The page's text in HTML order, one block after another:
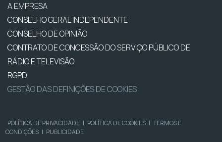
A EMPRESA
CONSELHO GERAL INDEPENDENTE
CONSELHO DE OPINIÃO
CONTRATO DE CONCESSÃO DO SERVIÇO PÚBLICO DE
RÁDIO E TELEVISÃO
RGPD
GESTÃO DAS DEFINIÇÕES DE COOKIES
POLÍTICA DE PRIVACIDADE | POLÍTICA DE COOKIES | TERMOS E
CONDIÇÕES | PUBLICIDADE